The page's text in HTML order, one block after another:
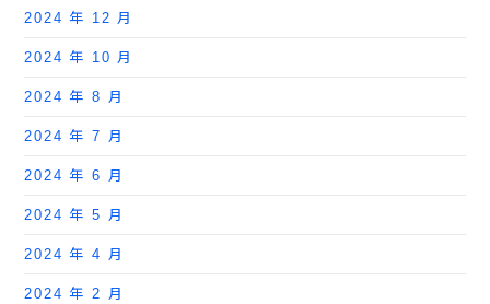
2024 年 12 月
2024 年 10 月
2024 年 8 月
2024 年 7 月
2024 年 6 月
2024 年 5 月
2024 年 4 月
2024 年 2 月